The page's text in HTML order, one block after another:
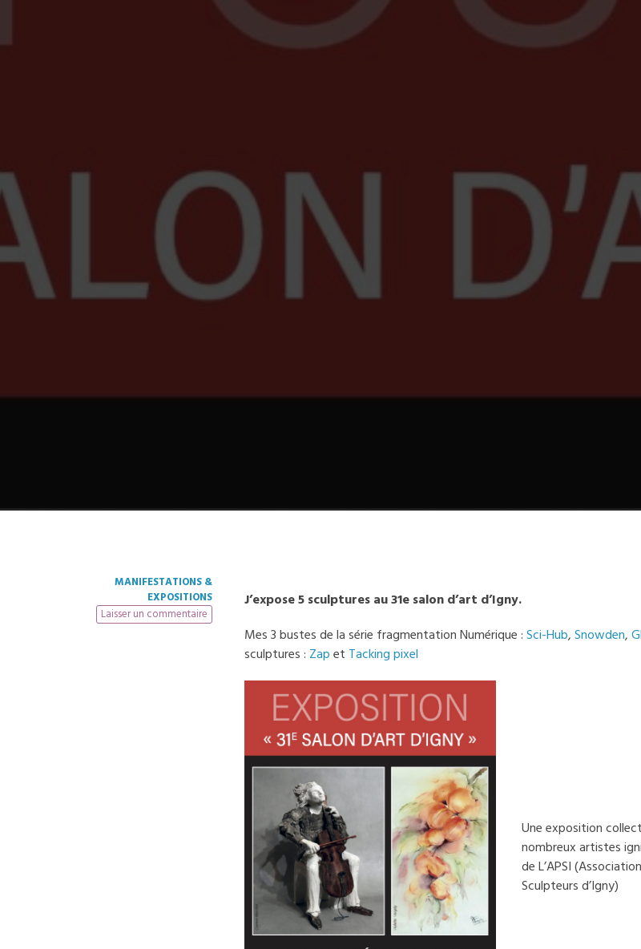
31e salon d’art d’Igny —
MANIFESTATIONS &
EXPOSITIONS
Laisser un commentaire
J’expose 5 sculptures au 31e salon d’art d’Igny.
Mes 3 bustes de la série fragmentation Numérique :Sci-Hub,Snowden,
sculptures : Zapet Tacking pixel
Une exposition
nombreux artistes
de L’APSI
Sculpteurs d’Igny)